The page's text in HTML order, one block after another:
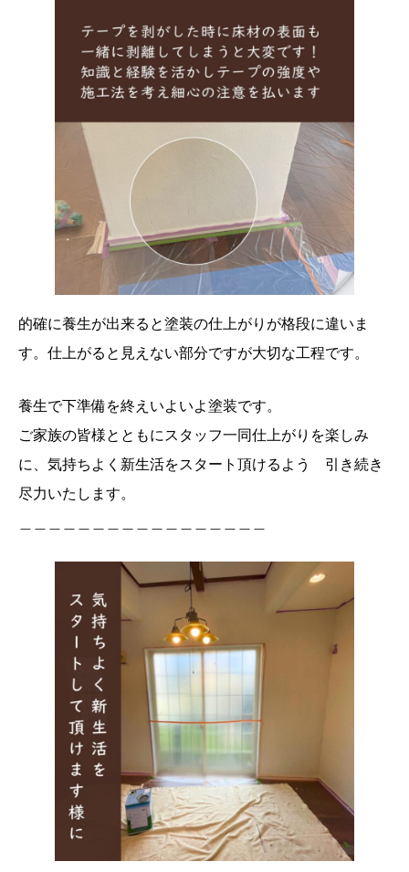
的確に養生が出来ると塗装の仕上がりが格段に違いま
す。仕上がると見えない部分ですが大切な工程です。
養生で下準備を終えいよいよ塗装です。
ご家族の皆様とともにスタッフ一同仕上がりを楽しみ
に、気持ちよく新生活をスタート頂けるよう 引き続き
尽力いたします。